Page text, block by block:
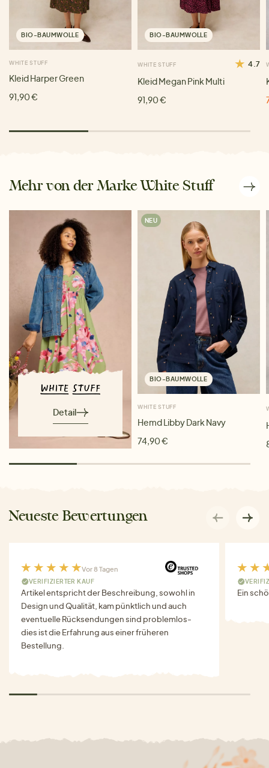
BIO-BAUMWOLLE
WHITE STUFF
Kleid Harper Green
91,90 €
BIO-BAUMWOLLE
WHITE STUFF 4.7
Kleid Megan Pink Multi
91,90 €
Mehr von der Marke White Stuff
Detail
NEU
BIO-BAUMWOLLE
WHITE STUFF
Hemd Libby Dark Navy
74,90 €
Neueste Bewertungen
Vor 8 Tagen
VERIFIZIERTER KAUF
Artikel entspricht der Beschreibung, sowohl in
Design und Qualität, kam pünktlich und auch
eventuelle Rücksendungen sind problemlos-
dies ist die Erfahrung aus einer früheren
Bestellung.
Ein